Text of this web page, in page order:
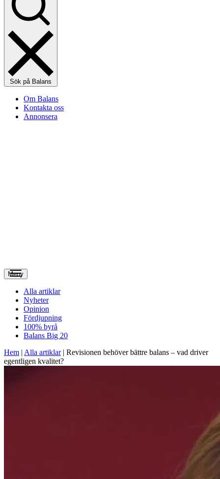
Sök på Balans
Om Balans
Kontakta oss
Annonsera
Meny
Alla artiklar
Nyheter
Opinion
Fördjupning
100% byrå
Balans Big 20
Hem | Alla artiklar| Revisionen behöver bättre balans – vad driver
egentligen kvalitet?